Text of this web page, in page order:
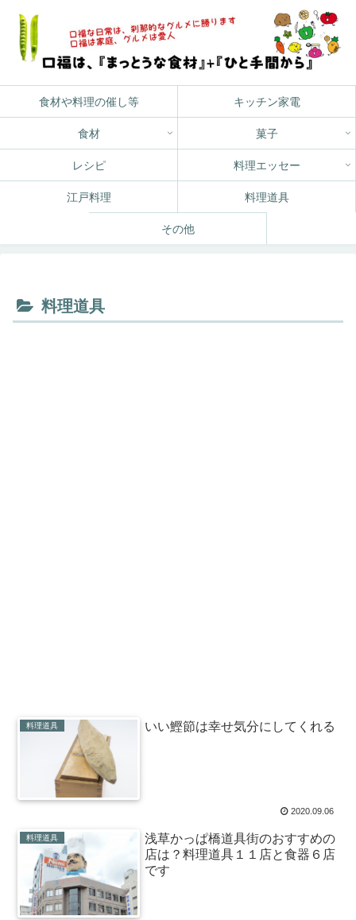
食材や料理の催し等 キッチン家電
食材 菓子
レシピ 料理エッセー
江戸料理 料理道具
その他
料理道具
料理道具 いい鰹節は幸せ気分にしてくれる
2020.09.06
料理道具
浅草かっぱ橋道具街のおすすめの
店は？料理道具１１店と食器６店
です